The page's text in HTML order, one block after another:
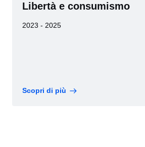
Libertà e consumismo
2023 - 2025
Scopri di più